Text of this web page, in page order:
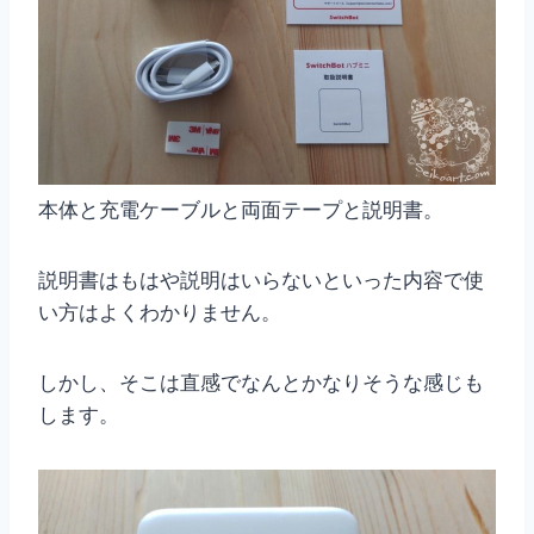
本体と充電ケーブルと両面テープと説明書。
説明書はもはや説明はいらないといった内容で使
い方はよくわかりません。
しかし、そこは直感でなんとかなりそうな感じも
します。